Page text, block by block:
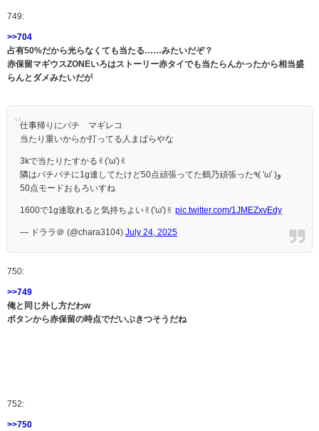
749:
>>704
占有50%だから光らなくても当たる……みたいだぞ？
赤保留マギウスZONEいろはストーリー赤タイでも当たらんかったから相当盛
らんとダメみたいだが
仕事帰りにパチ マギレコ
当たり重いからか打ってる人まばらやな
3kで当たりたすかる✌︎('ω')✌︎
隣はバチバチに1g連してたけど50点頑張ってた鶴乃頑張った٩( 'ω' )و
50点モードおもろいすね
1600で1g連取れると気持ちよい✌︎('ω')✌︎ pic.twitter.com/1JMEZxvEdy
— ドララ＠ (@chara3104) July 24, 2025
750:
>>749
俺と同じ外し方だわw
ボタンから赤保留の時点でだいぶきつそうだね
752:
>>750